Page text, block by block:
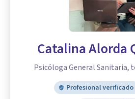
Catalina Alorda
Psicóloga General Sanitaria,
Profesional verificado